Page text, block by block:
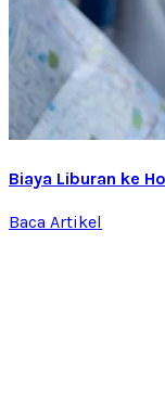
Biaya Liburan ke
Baca Artikel